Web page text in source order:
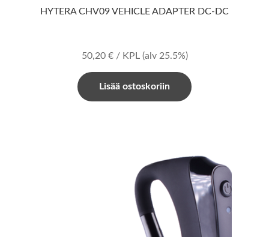
HYTERA CHV09 VEHICLE ADAPTER DC-DC
50,20 €/ KPL (alv 25.5%)
Lisää ostoskoriin